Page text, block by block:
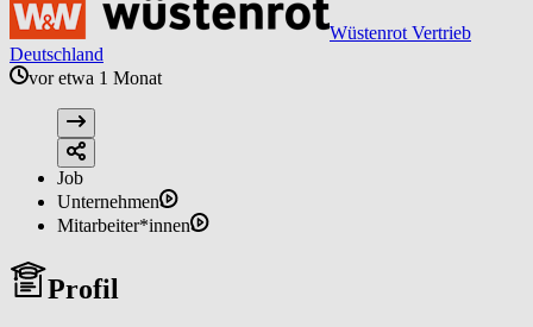
Wüstenrot Vertrieb
Deutschland
vor etwa 1 Monat
Job
Unternehmen
Mitarbeiter*innen
Profil